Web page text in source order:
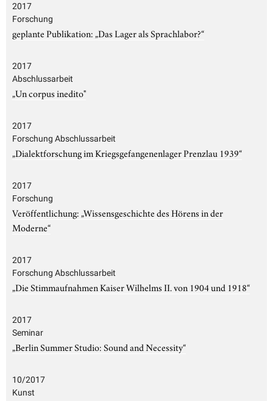
2017
Forschung
geplante Publikation: „Das Lager als Sprachlabor?“
2017
Abschlussarbeit
„Un corpus inedito"
2017
Forschung Abschlussarbeit
„Dialektforschung im Kriegsgefangenenlager Prenzlau 1939“
2017
Forschung
Veröffentlichung: „Wissensgeschichte des Hörens in der
Moderne“
2017
Forschung Abschlussarbeit
„Die Stimmaufnahmen Kaiser Wilhelms II. von 1904 und 1918“
2017
Seminar
„Berlin Summer Studio: Sound and Necessity“
10/2017
Kunst